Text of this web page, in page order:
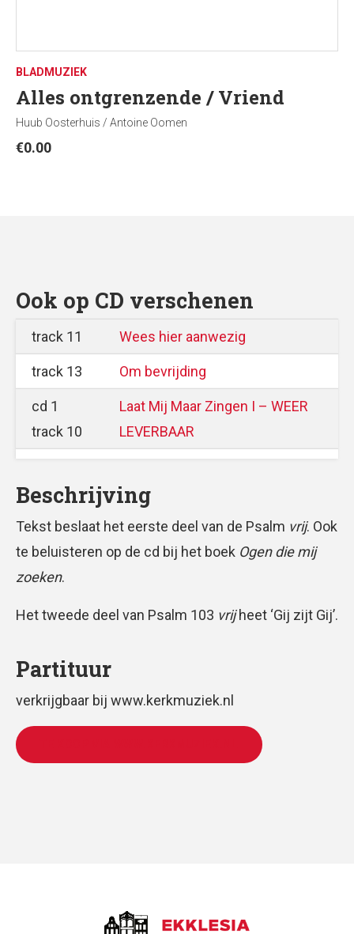
BLADMUZIEK
Alles ontgrenzende / Vriend
Huub Oosterhuis / Antoine Oomen
€0.00
Ook op CD verschenen
track 11 Wees hier aanwezig
track 13 Om bevrijding
cd 1
track 10
Laat Mij Maar Zingen I – WEER
LEVERBAAR
Beschrijving
Tekst beslaat het eerste deel van de Psalm vrij. Ook
te beluisteren op de cd bij het boek Ogen die mij
zoeken.
Het tweede deel van Psalm 103 vrijheet ‘Gij zijt Gij’.
Partituur
verkrijgbaar bij www.kerkmuziek.nl